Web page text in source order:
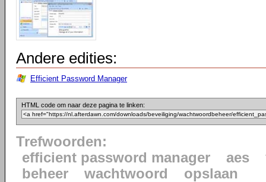
Andere edities:
Efficient Password Manager
HTML code om naar deze pagina te linken:
Trefwoorden:
efficient password manager
aes
beheer
wachtwoord opslaan